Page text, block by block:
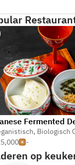
, Biologisch
-
op